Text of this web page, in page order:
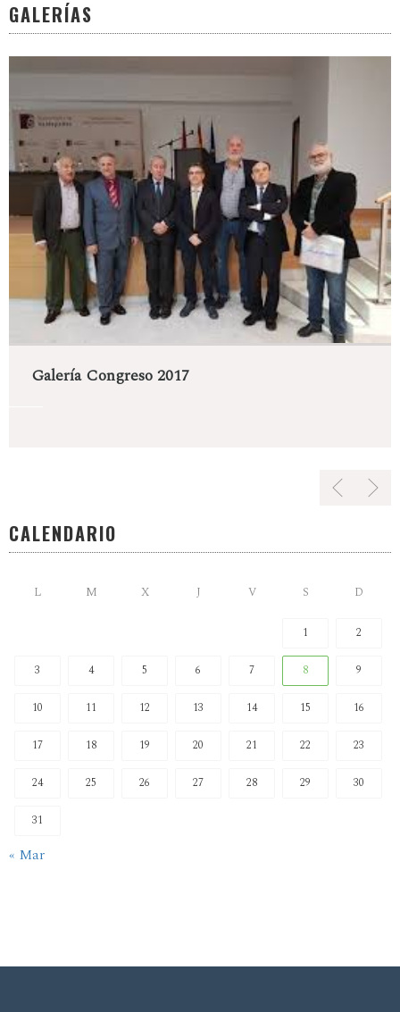
GALERÍAS
Galería Congreso 2017
CALENDARIO
L M X J V S D
1 2
3 4 5 6 7 8 9
10 11 12 13 14 15 16
17 18 19 20 21 22 23
24 25 26 27 28 29 30
31
« Mar